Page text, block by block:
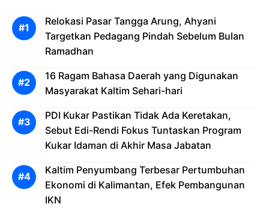
Relokasi Pasar Tangga Arung, Ahyani
Targetkan Pedagang Pindah Sebelum Bulan
Ramadhan
16 Ragam Bahasa Daerah yang Digunakan
Masyarakat Kaltim Sehari-hari
PDI Kukar Pastikan Tidak Ada Keretakan,
Sebut Edi-Rendi Fokus Tuntaskan Program
Kukar Idaman di Akhir Masa Jabatan
Kaltim Penyumbang Terbesar Pertumbuhan
Ekonomi di Kalimantan, Efek Pembangunan
IKN